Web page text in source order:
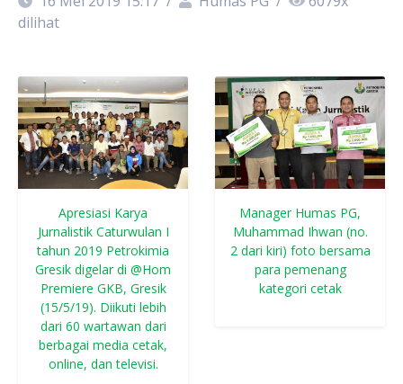
dilihat
Apresiasi Karya
Jurnalistik Caturwulan I
tahun 2019 Petrokimia
Gresik digelar di @Hom
Premiere GKB, Gresik
(15/5/19). Diikuti lebih
dari 60 wartawan dari
berbagai media cetak,
online, dan televisi.
Manager Humas PG,
Muhammad Ihwan (no.
2 dari kiri) foto bersama
para pemenang
kategori cetak